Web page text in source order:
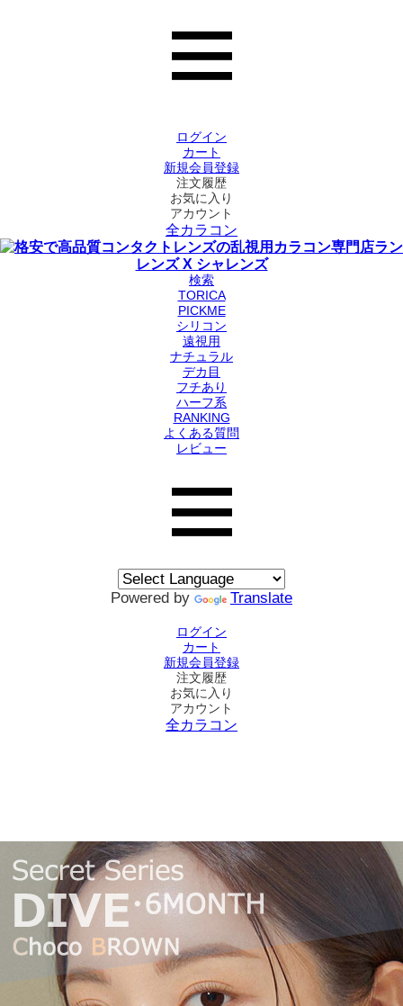
ログイン
カート
新規会員登録
注文履歴
お気に入り
アカウント
全カラコン
検索
TORICA
PICKME
シリコン
遠視用
ナチュラル
デカ目
フチあり
ハーフ系
RANKING
よくある質問
レビュー
Powered by Translate
ログイン
カート
新規会員登録
注文履歴
お気に入り
アカウント
全カラコン